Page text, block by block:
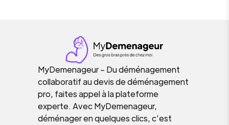
MyDemenageur – Du déménagement
collaboratif au devis de déménagement
pro, faites appel à la plateforme
experte. Avec MyDemenageur,
déménager en quelques clics, c’est